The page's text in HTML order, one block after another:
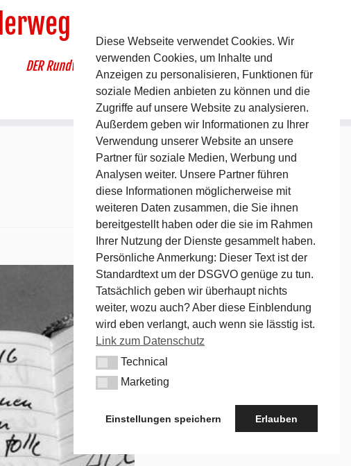
DER Rundwanderweg um Pommelsbrunn
Nächstes →
Diese Webseite verwendet Cookies. Wir
verwenden Cookies, um Inhalte und
Anzeigen zu personalisieren, Funktionen für
soziale Medien anbieten zu können und die
Zugriffe auf unsere Website zu analysieren.
Außerdem geben wir Informationen zu Ihrer
Verwendung unserer Website an unsere
Partner für soziale Medien, Werbung und
Analysen weiter. Unsere Partner führen
diese Informationen möglicherweise mit
weiteren Daten zusammen, die Sie ihnen
bereitgestellt haben oder die sie im Rahmen
Ihrer Nutzung der Dienste gesammelt haben.
Persönliche Anmerkung: Dieser Text ist der
Standardtext um der DSGVO genüge zu tun.
Tatsächlich geben wir überhaupt nichts
weiter, wozu auch? Aber diese Einblendung
wird eben verlangt, auch wenn sie lässtig ist.
Link zum Datenschutz
TechnicalTechnical
MarketingMarketing
Einstellungen speichern Erlauben